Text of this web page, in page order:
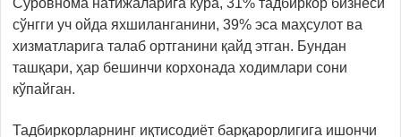
Сўровнома натижаларига кўра, 31% тадбиркор бизнеси
сўнгги уч ойда яхшиланганини, 39% эса маҳсулот ва
хизматларига талаб ортганини қайд этган. Бундан
ташқари, ҳар бешинчи корхонада ходимлари сони
кўпайган.
Тадбиркорларнинг иқтисодиёт барқарорлигига ишончи